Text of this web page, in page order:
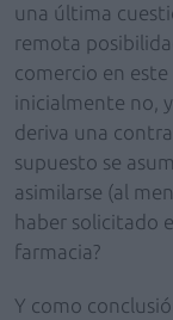
una última
remota
comercio en este
inicialmente no,
deriva una
supuesto se
asimilarse (al
haber solicitado
farmacia?
Y como